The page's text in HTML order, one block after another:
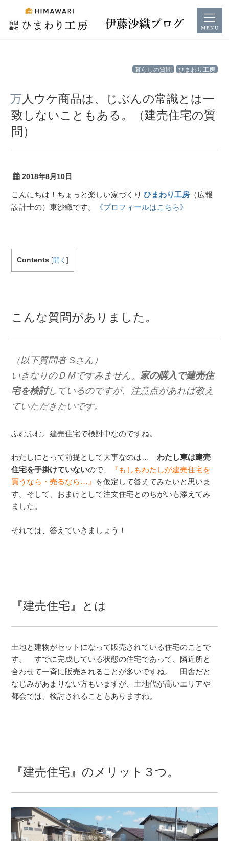
ひまわり工房
暮らしの質問
万人ウケ商品は、じぶんの常識とは一
致しないこともある。（建売住宅の質
問）
2018年8月10日
こんにちは！ちょっと楽しい家づくりひまわり工房 （広報
設計士の）東沙織です。
《プロフィールはこちら》
Contents [開く]
こんな質問がありました。
（以下質問者 Sさん）
いきなりのＤＭですみません。 家の購入で建売住
宅を検討しているのですが、注意点があれば教え
ていただきたいです。
ふむふむ。建売住宅で検討中なのですね。
わたしにとって前提として大事なのは…わたし東は建売
住宅を手掛けていないので、
『もしもわたしが建売住宅を
買うなら・売るなら…』 を仮定して答えてみたいと思いま
す。そして、おまけとして注文住宅とのちがいも添えてみ
ました。
それでは、答えていきましょう！
『建売住宅』とは
土地と建物がセットになって販売されている住宅のことで
す。 すでに完成している状態の住宅であって、隣近所と
合わせて一斉に販売されることが多いですね。 田舎だと
なじみがあまりない方もいますが、土地代が高いエリアや
都会では、検討されることもありますね。
『建売住宅』のメリット３つ。